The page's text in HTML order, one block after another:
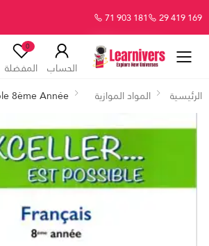
29 419 169
71 903 181
الحساب
0
المفضلة
الرئيسية
المواد الموازية 8ème Année